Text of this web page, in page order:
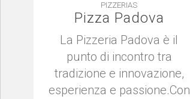
PIZZERIAS
Pizza Padova
La Pizzeria Padova è il
punto di incontro tra
tradizione e innovazione,
esperienza e passione.Con